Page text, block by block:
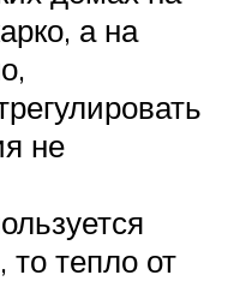
а на
не
то тепло от